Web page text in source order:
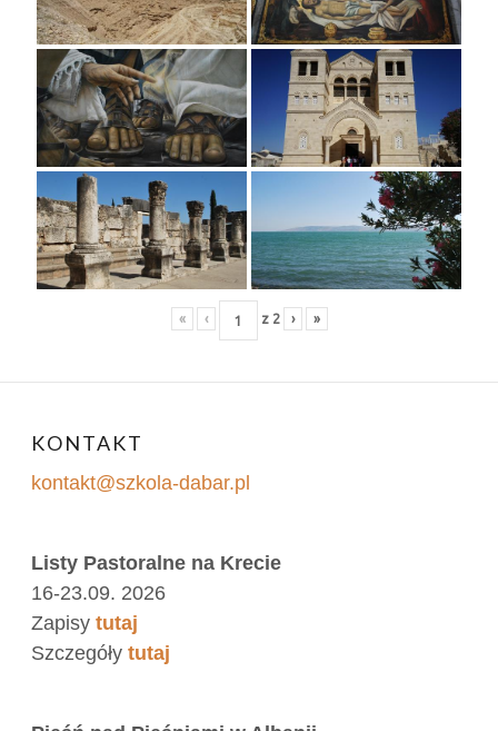
« ‹ z 2 › »
KONTAKT
kontakt@szkola-dabar.pl
Listy Pastoralne na Krecie
16-23.09. 2026
Zapisy tutaj
Szczegóły tutaj